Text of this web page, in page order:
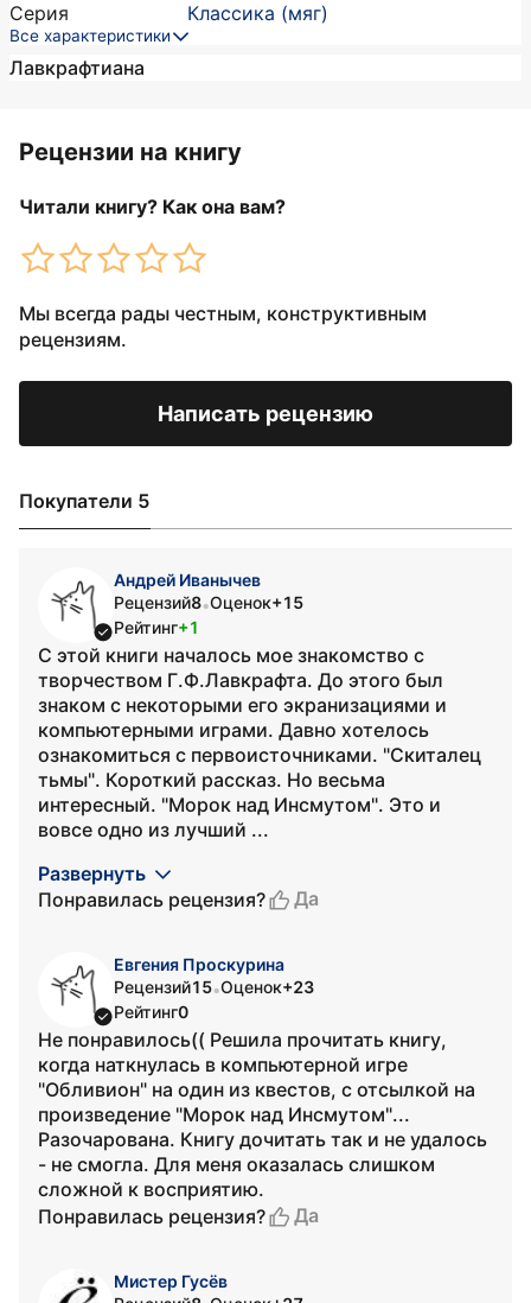
Серия
Классика (мяг)
Все характеристики
Лавкрафтиана
Рецензии на книгу
Читали книгу? Как она вам?
Мы всегда рады честным, конструктивным
рецензиям.
Написать рецензию
Покупатели 5
Андрей Иванычев
Рецензий8•Оценок+15
Рейтинг+1
С этой книги началось мое знакомство с
творчеством Г.Ф.Лавкрафта. До этого был
знаком с некоторыми его экранизациями и
компьютерными играми. Давно хотелось
ознакомиться с первоисточниками. "Скиталец
тьмы". Короткий рассказ. Но весьма
интересный. "Морок над Инсмутом". Это и
вовсе одно из лучший ...
Развернуть
Понравилась рецензия?
Да
Евгения Проскурина
Рецензий15•Оценок+23
Рейтинг0
Не понравилось(( Решила прочитать книгу,
когда наткнулась в компьютерной игре
"Обливион" на один из квестов, с отсылкой на
произведение "Морок над Инсмутом"...
Разочарована. Книгу дочитать так и не удалось
- не смогла. Для меня оказалась слишком
сложной к восприятию.
Понравилась рецензия?
Да
Мистер Гусёв